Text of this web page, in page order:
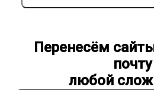
Перенесём
почту
любой